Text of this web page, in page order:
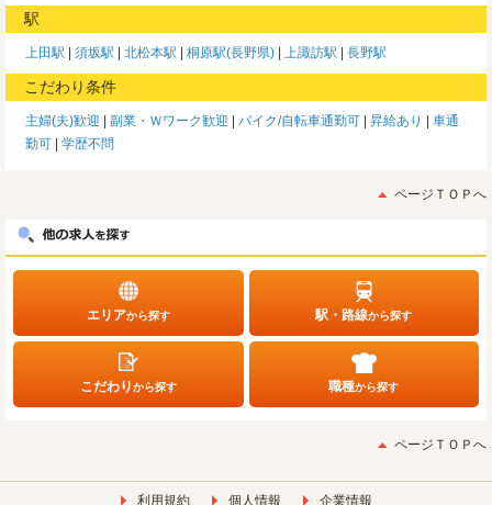
駅
上田駅 須坂駅 北松本駅 桐原駅(長野県) 上諏訪駅 長野駅
こだわり条件
主婦(夫)歓迎 副業・Ｗワーク歓迎 バイク/自転車通勤可 昇給あり
車通
勤可
学歴不問
ページＴＯＰへ
エリアから探す 駅・路線から探す
こだわりから探す 職種から探す
ページＴＯＰへ
利用規約 個人情報 企業情報